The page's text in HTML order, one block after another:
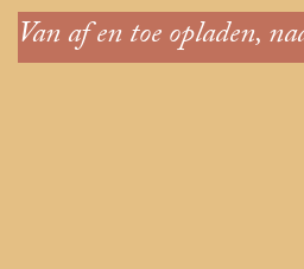
Van af en toe opladen,